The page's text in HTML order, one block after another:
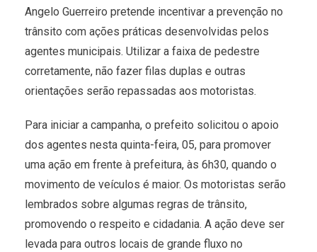
Angelo Guerreiro pretende incentivar a prevenção no
trânsito com ações práticas desenvolvidas pelos
agentes municipais. Utilizar a faixa de pedestre
corretamente, não fazer filas duplas e outras
orientações serão repassadas aos motoristas.
Para iniciar a campanha, o prefeito solicitou o apoio
dos agentes nesta quinta-feira, 05, para promover
uma ação em frente à prefeitura, às 6h30, quando o
movimento de veículos é maior. Os motoristas serão
lembrados sobre algumas regras de trânsito,
promovendo o respeito e cidadania. A ação deve ser
levada para outros locais de grande fluxo no